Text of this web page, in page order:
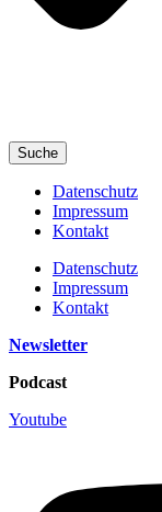
Suche
Datenschutz
Impressum
Kontakt
Datenschutz
Impressum
Kontakt
Newsletter
Podcast
Youtube